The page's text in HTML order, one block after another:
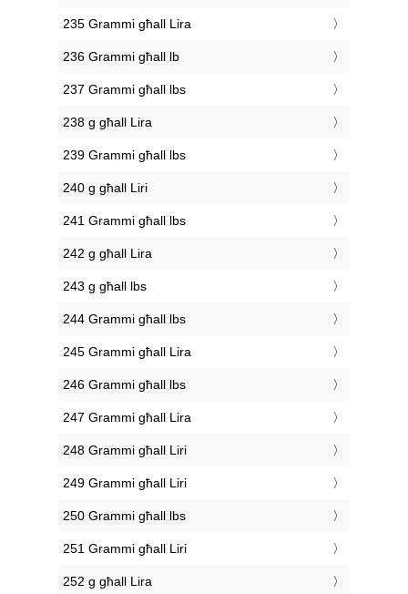
235 Grammi għall Lira
236 Grammi għall lb
237 Grammi għall lbs
238 g għall Lira
239 Grammi għall lbs
240 g għall Liri
241 Grammi għall lbs
242 g għall Lira
243 g għall lbs
244 Grammi għall lbs
245 Grammi għall Lira
246 Grammi għall lbs
247 Grammi għall Lira
248 Grammi għall Liri
249 Grammi għall Liri
250 Grammi għall lbs
251 Grammi għall Liri
252 g għall Lira